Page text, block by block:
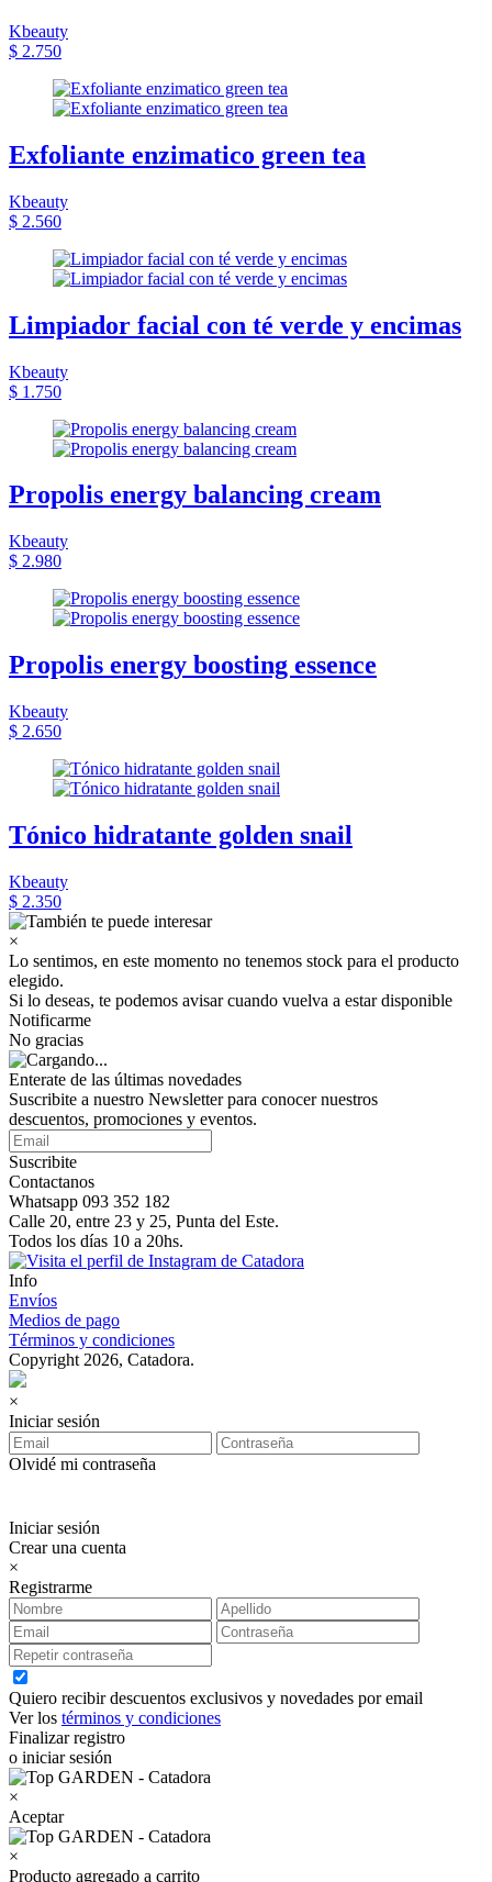
Kbeauty
$ 2.750
Exfoliante enzimatico green tea
Kbeauty
$ 2.560
Limpiador facial con té verde y encimas
Kbeauty
$ 1.750
Propolis energy balancing cream
Kbeauty
$ 2.980
Propolis energy boosting essence
Kbeauty
$ 2.650
Tónico hidratante golden snail
Kbeauty
$ 2.350
×
Lo sentimos, en este momento no tenemos stock para el producto
elegido.
Si lo deseas, te podemos avisar cuando vuelva a estar disponible
Notificarme
No gracias
Enterate de las últimas novedades
Suscribite a nuestro Newsletter para conocer nuestros
descuentos, promociones y eventos.
Suscribite
Contactanos
Whatsapp 093 352 182
Calle 20, entre 23 y 25, Punta del Este.
Todos los días 10 a 20hs.
Info
Envíos
Medios de pago
Términos y condiciones
Copyright 2026, Catadora.
×
Iniciar sesión
Olvidé mi contraseña
Iniciar sesión
Crear una cuenta
×
Registrarme
Quiero recibir descuentos exclusivos y novedades por email
Ver los términos y condiciones
Finalizar registro
o iniciar sesión
×
Aceptar
×
Producto agregado a carrito